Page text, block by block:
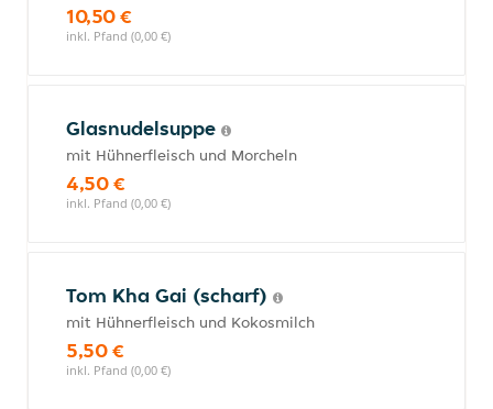
10,50 €
inkl. Pfand (0,00 €)
Glasnudelsuppe
mit Hühnerfleisch und Morcheln
4,50 €
inkl. Pfand (0,00 €)
Tom Kha Gai (scharf)
mit Hühnerfleisch und Kokosmilch
5,50 €
inkl. Pfand (0,00 €)